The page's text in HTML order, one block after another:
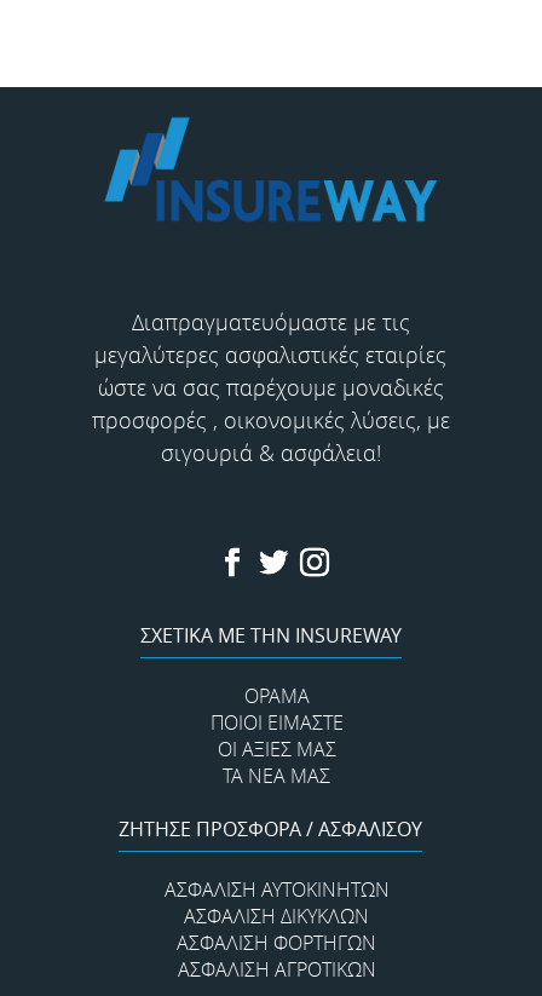
Διαπραγματευόμαστε με τις
μεγαλύτερες ασφαλιστικές εταιρίες
ώστε να σας παρέχουμε μοναδικές
προσφορές , οικονομικές λύσεις, με
σιγουριά & ασφάλεια!
ΣΧΕΤΙΚΑ ΜΕ ΤΗΝ INSUREWAY
ΟΡΑΜΑ
ΠΟΙΟΊ ΕΊΜΑΣΤΕ
ΟΙ ΑΞΊΕΣ ΜΑΣ
ΤΑ ΝΕΑ ΜΑΣ
ΖΗΤΗΣΕ ΠΡΟΣΦΟΡΑ / ΑΣΦΑΛΙΣΟΥ
ΑΣΦΆΛΙΣΗ ΑΥΤΟΚΙΝΉΤΩΝ
ΑΣΦΆΛΙΣΗ ΔΊΚΥΚΛΩΝ
ΑΣΦΆΛΙΣΗ ΦΟΡΤΗΓΏΝ
ΑΣΦΆΛΙΣΗ ΑΓΡΟΤΙΚΏΝ